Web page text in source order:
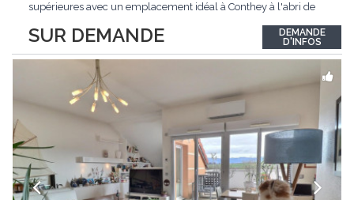
SUR DEMANDE
supérieures avec un emplacement idéal à Conthey à l'abri de
commodités !LE PALLADIONouvelle résidence d'appartements
haut de gamme située à...
DEMANDE
D'INFOS